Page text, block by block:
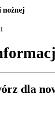
nożnej
dla